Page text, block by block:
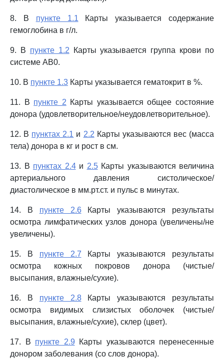
8. В пункте 1.1 Карты указывается содержание
гемоглобина в г/л.
9. В пункте 1.2 Карты указывается группа крови по
системе AB0.
10. В пункте 1.3 Карты указывается гематокрит в %.
11. В пункте 2 Карты указывается общее состояние
донора (удовлетворительное/неудовлетворительное).
12. В пунктах 2.1 и 2.2 Карты указываются вес (масса
тела) донора в кг и рост в см.
13. В пунктах 2.4и 2.5Карты указываются величина
артериального давления систолическое/
диастолическое в мм.рт.ст. и пульс в минутах.
14. В пункте 2.6Карты указываются результаты
осмотра лимфатических узлов донора (увеличены/не
увеличены).
15. В пункте 2.7 Карты указываются результаты
осмотра кожных покровов донора (чистые/
высыпания, влажные/сухие).
16. В пункте 2.8Карты указываются результаты
осмотра видимых слизистых оболочек (чистые/
высыпания, влажные/сухие), склер (цвет).
17. В пункте 2.9 Карты указываются перенесенные
донором заболевания (со слов донора).